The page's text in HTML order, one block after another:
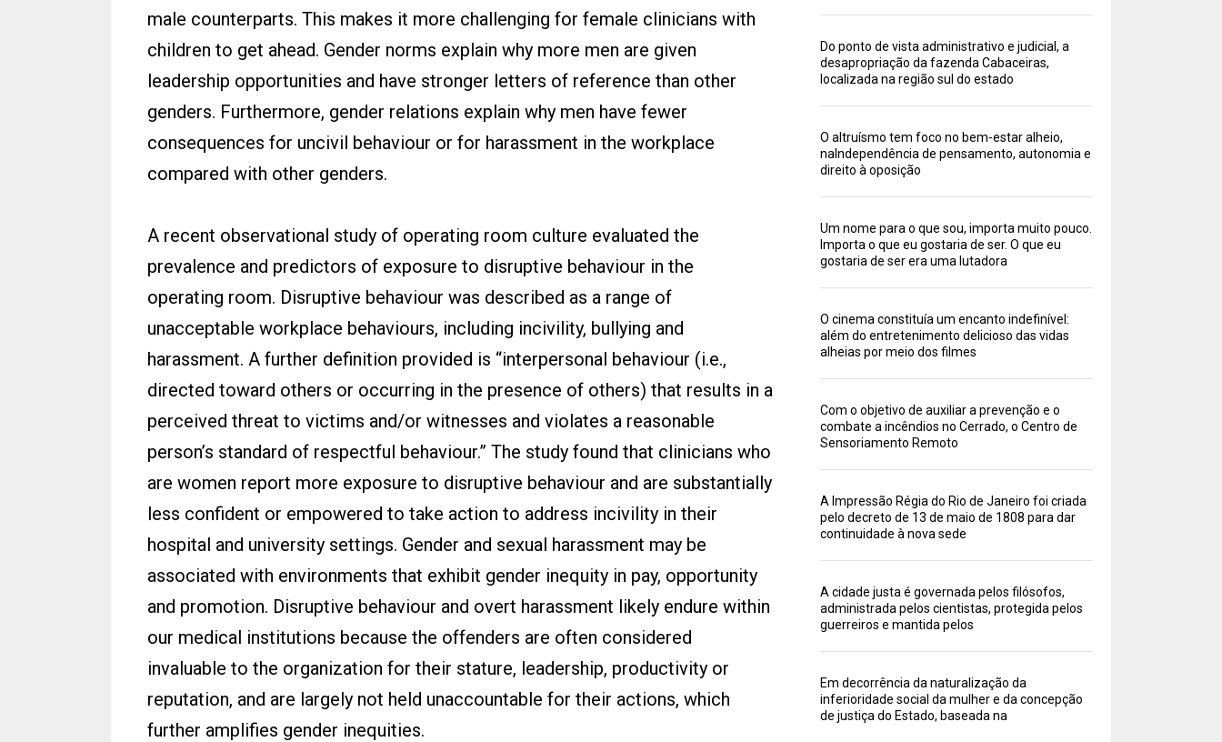
male counterparts. This makes it more challenging for female clinicians with
children to get ahead. Gender norms explain why more men are given
leadership opportunities and have stronger letters of reference than other
genders. Furthermore, gender relations explain why men have fewer
consequences for uncivil behaviour or for harassment in the workplace
compared with other genders.
A recent observational study of operating room culture evaluated the
prevalence and predictors of exposure to disruptive behaviour in the
operating room. Disruptive behaviour was described as a range of
unacceptable workplace behaviours, including incivility, bullying and
harassment. A further definition provided is “interpersonal behaviour (i.e.,
directed toward others or occurring in the presence of others) that results in a
perceived threat to victims and/or witnesses and violates a reasonable
person’s standard of respectful behaviour.” The study found that clinicians who
are women report more exposure to disruptive behaviour and are substantially
less confident or empowered to take action to address incivility in their
hospital and university settings. Gender and sexual harassment may be
associated with environments that exhibit gender inequity in pay, opportunity
and promotion. Disruptive behaviour and overt harassment likely endure within
our medical institutions because the offenders are often considered
invaluable to the organization for their stature, leadership, productivity or
reputation, and are largely not held unaccountable for their actions, which
further amplifies gender inequities.
Do ponto de vista administrativo e judicial, a
desapropriação da fazenda Cabaceiras,
localizada na região sul do estado
O altruísmo tem foco no bem-estar alheio,
naIndependência de pensamento, autonomia e
direito à oposição
Um nome para o que sou, importa muito pouco.
Importa o que eu gostaria de ser. O que eu
gostaria de ser era uma lutadora
O cinema constituía um encanto indefinível:
além do entretenimento delicioso das vidas
alheias por meio dos filmes
Com o objetivo de auxiliar a prevenção e o
combate a incêndios no Cerrado, o Centro de
Sensoriamento Remoto
A Impressão Régia do Rio de Janeiro foi criada
pelo decreto de 13 de maio de 1808 para dar
continuidade à nova sede
A cidade justa é governada pelos filósofos,
administrada pelos cientistas, protegida pelos
guerreiros e mantida pelos
Em decorrência da naturalização da
inferioridade social da mulher e da concepção
de justiça do Estado, baseada na